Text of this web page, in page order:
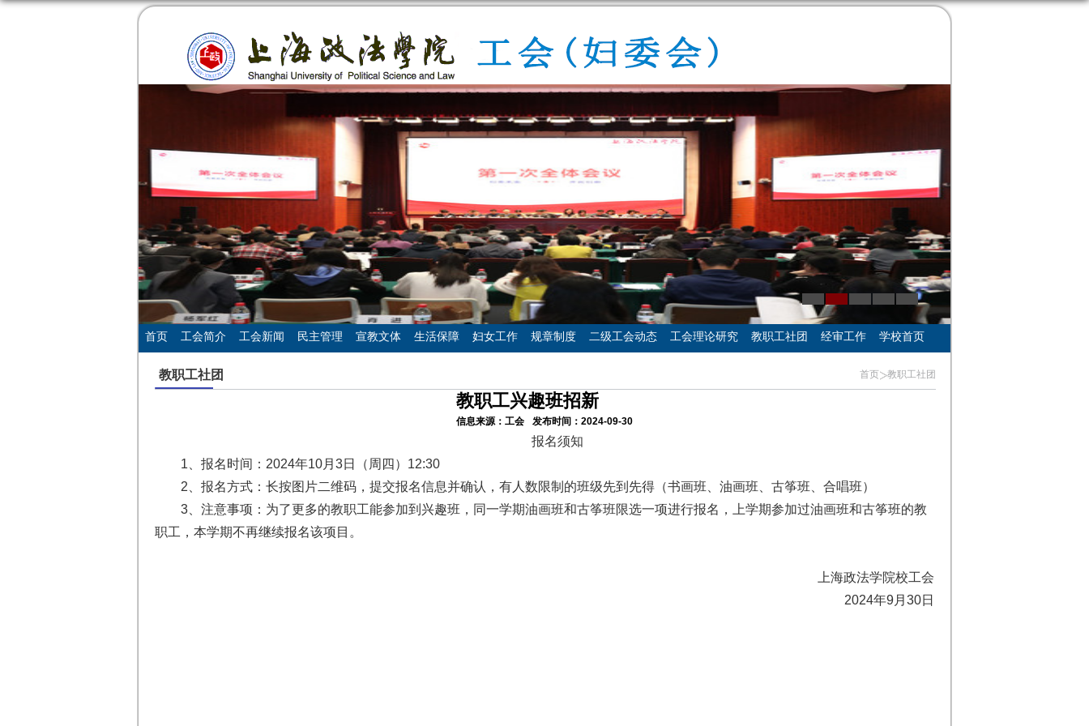
首页 工会简介 工会新闻 民主管理 宣教文体 生活保障 妇女工作 规章制度 二级工会动态 工会理论研究 教职工社团 经审工作 学校首页
首页 教职工社团
教职工社团
教职工兴趣班招新
信息来源：工会 发布时间：2024-09-30
报名须知
1、报名时间：2024年10月3日（周四）12:30
2、报名方式：长按图片二维码，提交报名信息并确认，有人数限制的班级先到先得（书画班、油画班、古筝班、合唱班）
3、注意事项：为了更多的教职工能参加到兴趣班，同一学期油画班和古筝班限选一项进行报名，上学期参加过油画班和古筝班的教
职工，本学期不再继续报名该项目。
上海政法学院校工会
2024年9月30日